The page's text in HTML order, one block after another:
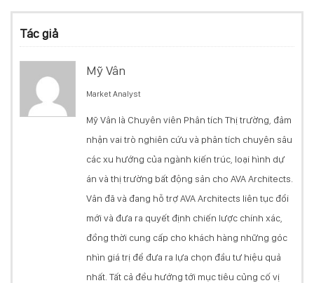
Tác giả
Mỹ Vân
Market Analyst
Mỹ Vân là Chuyên viên Phân tích Thị trường, đảm
nhận vai trò nghiên cứu và phân tích chuyên sâu
các xu hướng của ngành kiến trúc, loại hình dự
án và thị trường bất động sản cho AVA Architects.
Vân đã và đang hỗ trợ AVA Architects liên tục đổi
mới và đưa ra quyết định chiến lược chính xác,
đồng thời cung cấp cho khách hàng những góc
nhìn giá trị để đưa ra lựa chọn đầu tư hiệu quả
nhất. Tất cả đều hướng tới mục tiêu củng cố vị